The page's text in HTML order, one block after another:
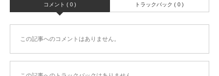
コメント ( 0 ) トラックバック ( 0 )
この記事へのコメントはありません。